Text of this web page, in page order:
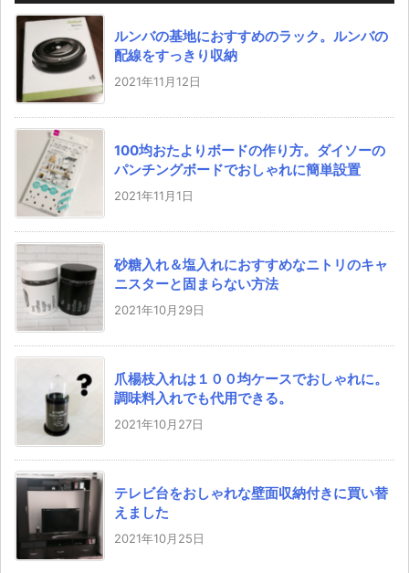
ルンバの基地におすすめのラック。ルンバの
配線をすっきり収納
2021年11月12日
100均おたよりボードの作り方。ダイソーの
パンチングボードでおしゃれに簡単設置
2021年11月1日
砂糖入れ＆塩入れにおすすめなニトリのキャ
ニスターと固まらない方法
2021年10月29日
爪楊枝入れは１００均ケースでおしゃれに。
調味料入れでも代用できる。
2021年10月27日
テレビ台をおしゃれな壁面収納付きに買い替
えました
2021年10月25日